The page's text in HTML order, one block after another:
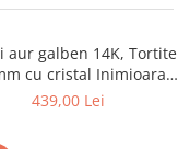
aur galben 14K, Tortite
cu cristal Inimioara
albastra
439,00 Lei